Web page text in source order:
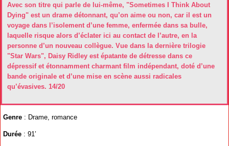
Avec son titre qui parle de lui-même, "Sometimes I Think About
Dying" est un drame détonnant, qu’on aime ou non, car il est un
voyage dans l’isolement d’une femme, enfermée dans sa bulle,
laquelle risque alors d’éclater ici au contact de l’autre, en la
personne d’un nouveau collègue. Vue dans la dernière trilogie
"Star Wars", Daisy Ridley est épatante de détresse dans ce
dépressif et étonnamment charmant film indépendant, doté d’une
bande originale et d’une mise en scène aussi radicales
qu’évasives. 14/20
Genre : Drame, romance
Durée : 91’